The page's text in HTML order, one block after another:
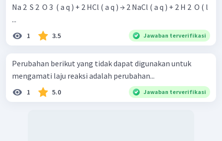
Na 2 ​ S 2 ​ O 3 ​ ( a q ) + 2 HCl ( a q ) → 2 NaCl ( a q ) + 2 H 2 ​ O ( l
...
1 3.5 Jawaban terverifikasi
Perubahan berikut yang tidak dapat digunakan untuk
mengamati laju reaksi adalah perubahan...
1 5.0 Jawaban terverifikasi